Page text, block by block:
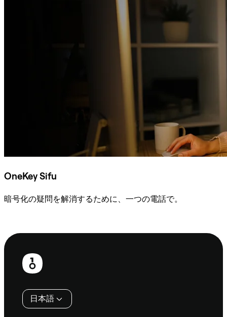
OneKey Sifu
暗号化の疑問を解消するために、一つの電話で。
フ
日本語